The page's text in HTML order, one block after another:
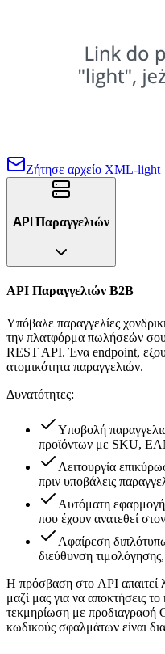
Ζήτησε αρχείο XML-light
API Παραγγελιών
API Παραγγελιών B2B
Υπόβαλε παραγγελίες
την πλατφόρμα πωλήσεών
REST API. Ένα endpoint,
ατομικότητα παραγγελιών.
Δυνατότητες:
Υποβολή
προϊόντων με SKU,
Λειτουργία
πριν υποβάλεις
Αυτόματη
που έχουν ανατεθεί
Αφαίρεση
διεύθυνση
Η πρόσβαση στο API απαιτεί
μαζί μας για να αποκτήσεις
τεκμηρίωση με προδιαγραφή
κωδικούς σφαλμάτων είναι